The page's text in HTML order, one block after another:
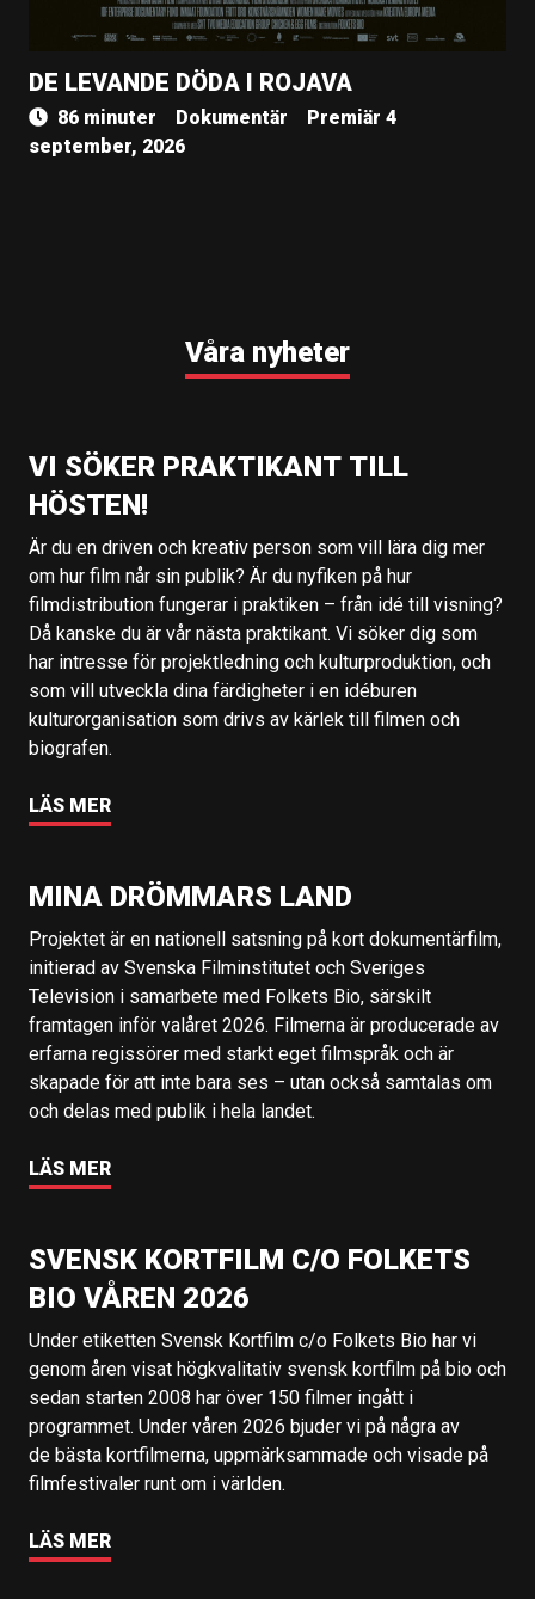
DE LEVANDE DÖDA I ROJAVA
86 minuter Dokumentär
Premiär 4
september, 2026
Våra nyheter
VI SÖKER PRAKTIKANT TILL
HÖSTEN!
Är du en driven och kreativ person som vill lära dig mer
om hur film når sin publik? Är du nyfiken på hur
filmdistribution fungerar i praktiken – från idé till visning?
Då kanske du är vår nästa praktikant. Vi söker dig som
har intresse för projektledning och kulturproduktion, och
som vill utveckla dina färdigheter i en idéburen
kulturorganisation som drivs av kärlek till filmen och
biografen.
LÄS MER
MINA DRÖMMARS LAND
Projektet är en nationell satsning på kort dokumentärfilm,
initierad av Svenska Filminstitutet och Sveriges
Television i samarbete med Folkets Bio, särskilt
framtagen inför valåret 2026. Filmerna är producerade av
erfarna regissörer med starkt eget filmspråk och är
skapade för att inte bara ses – utan också samtalas om
och delas med publik i hela landet.
LÄS MER
SVENSK KORTFILM C/O FOLKETS
BIO VÅREN 2026
Under etiketten Svensk Kortfilm c/o Folkets Bio har vi
genom åren visat högkvalitativ svensk kortfilm på bio och
sedan starten 2008 har över 150 filmer ingått i
programmet. Under våren 2026 bjuder vi på några av
de bästa kortfilmerna, uppmärksammade och visade på
filmfestivaler runt om i världen.
LÄS MER